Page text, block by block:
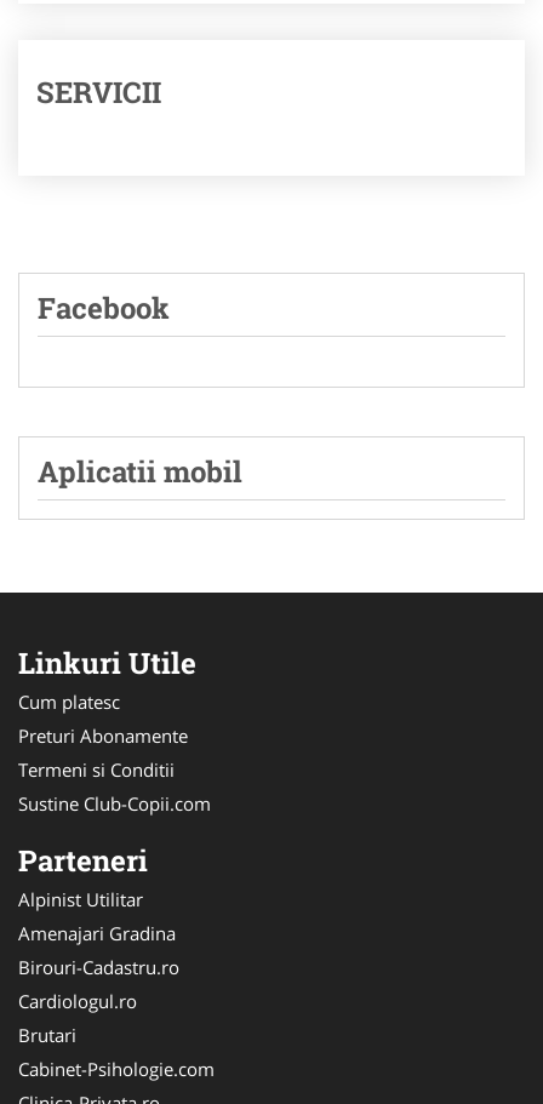
SERVICII
Facebook
Aplicatii mobil
Linkuri Utile
Cum platesc
Preturi Abonamente
Termeni si Conditii
Sustine Club-Copii.com
Parteneri
Alpinist Utilitar
Amenajari Gradina
Birouri-Cadastru.ro
Cardiologul.ro
Brutari
Cabinet-Psihologie.com